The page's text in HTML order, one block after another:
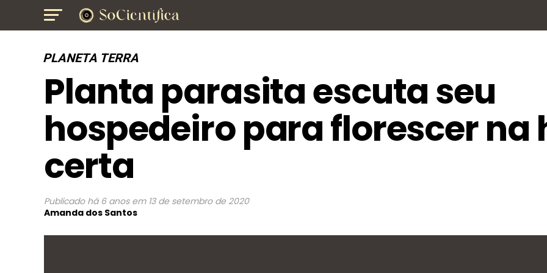
PLANETA TERRA
Planta parasita escuta seu
hospedeiro para florescer na
certa
Publicado há 6 anos em 13 de setembro de 2020
Amanda dos Santos